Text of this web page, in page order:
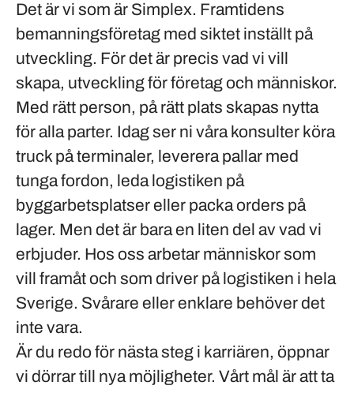
Det är vi som är Simplex. Framtidens
bemanningsföretag med siktet inställt på
utveckling. För det är precis vad vi vill
skapa, utveckling för företag och människor.
Med rätt person, på rätt plats skapas nytta
för alla parter. Idag ser ni våra konsulter köra
truck på terminaler, leverera pallar med
tunga fordon, leda logistiken på
byggarbetsplatser eller packa orders på
lager. Men det är bara en liten del av vad vi
erbjuder. Hos oss arbetar människor som
vill framåt och som driver på logistiken i hela
Sverige. Svårare eller enklare behöver det
inte vara.
Är du redo för nästa steg i karriären, öppnar
vi dörrar till nya möjligheter. Vårt mål är att ta